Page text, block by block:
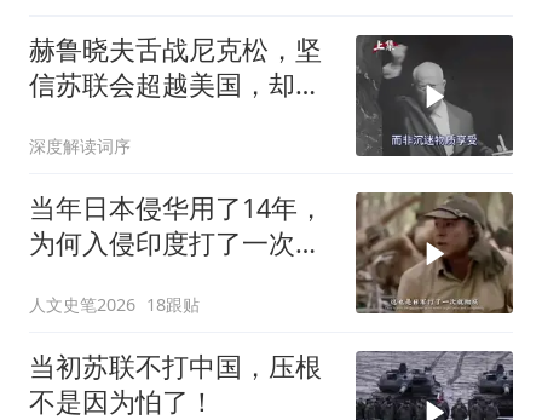
赫鲁晓夫舌战尼克松，坚
信苏联会超越美国，却被
深度解读词序
当年日本侵华用了14年，
为何入侵印度打了一次就
史
人文史笔2026 18跟贴
当初苏联不打中国，压根
不是因为怕了！